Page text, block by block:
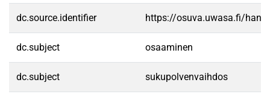
dc.source.identifier https://osuva.uwasa.fi/
dc.subject osaaminen
dc.subject sukupolvenvaihdos